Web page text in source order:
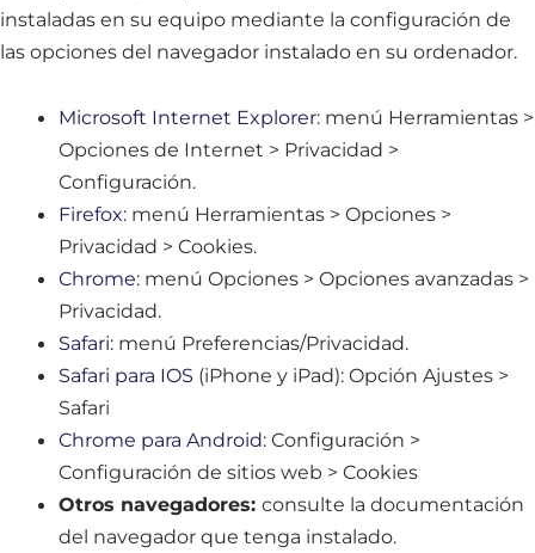
instaladas en su equipo mediante la configuración de
las opciones del navegador instalado en su ordenador.
Microsoft Internet Explorer: menú Herramientas >
Opciones de Internet > Privacidad >
Configuración.
Firefox: menú Herramientas > Opciones >
Privacidad > Cookies.
Chrome: menú Opciones > Opciones avanzadas >
Privacidad.
Safari: menú Preferencias/Privacidad.
Safari para IOS (iPhone y iPad): Opción Ajustes >
Safari
Chrome para Android: Configuración >
Configuración de sitios web > Cookies
Otros navegadores:consulte la documentación
del navegador que tenga instalado.